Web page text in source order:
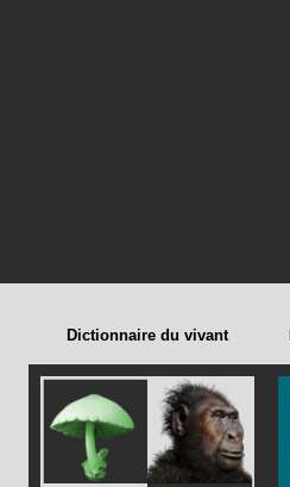
Dictionnaire du vivant